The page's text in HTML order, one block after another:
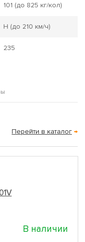
101 (до 825 кг/кол)
H (до 210 км/ч)
235
Перейти в каталог →
В наличии